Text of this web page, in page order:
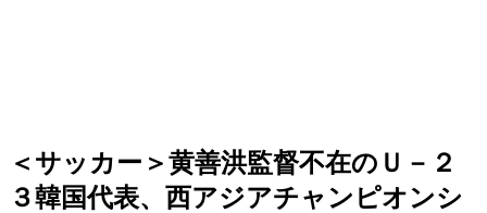
＜サッカー＞黄善洪監督不在のＵ－２
３韓国代表、西アジアチャンピオンシ